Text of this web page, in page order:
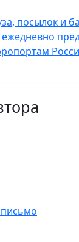
посылок и